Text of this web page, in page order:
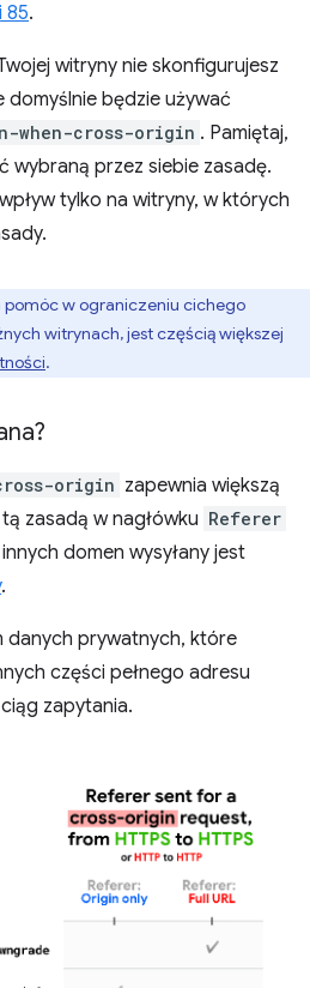
85.
witryny nie skonfigurujesz
będzie używać
cross-origin . Pamiętaj,
wybraną przez siebie zasadę.
tylko na witryny, w których
pomóc w ograniczeniu cichego
witrynach, jest częścią większej
.
origin zapewnia większą
zasadą w nagłówku Referer
domen wysyłany jest
.
danych prywatnych, które
części pełnego adresu
zapytania.